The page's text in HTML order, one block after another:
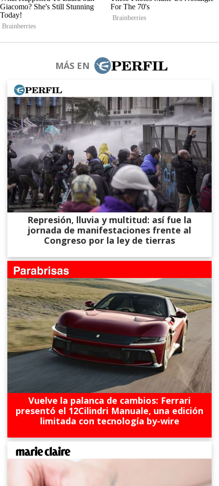
MÁS EN
Represión, lluvia y multitud: así fue la
jornada de manifestaciones frente al
Congreso por la ley de tierras
Vuelve la palanca de cambios: Ferrari
presentó el 12Cilindri Manuale, una edición
limitada con tecnología by-wire